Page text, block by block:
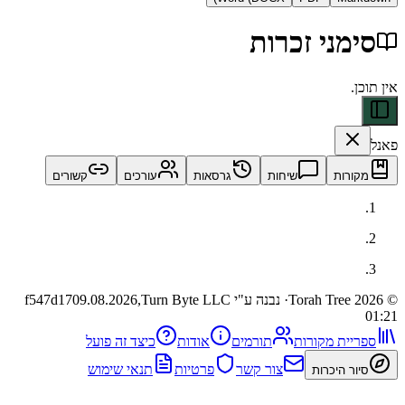
זכרות
שיחות גרסאות עורכים קשורים
· נבנה ע"י Turn Byte LLC f547d1709.08.2026,
מקורות תורמים אודות כיצד זה פועל
היכרות צור קשר פרטיות תנאי שימוש